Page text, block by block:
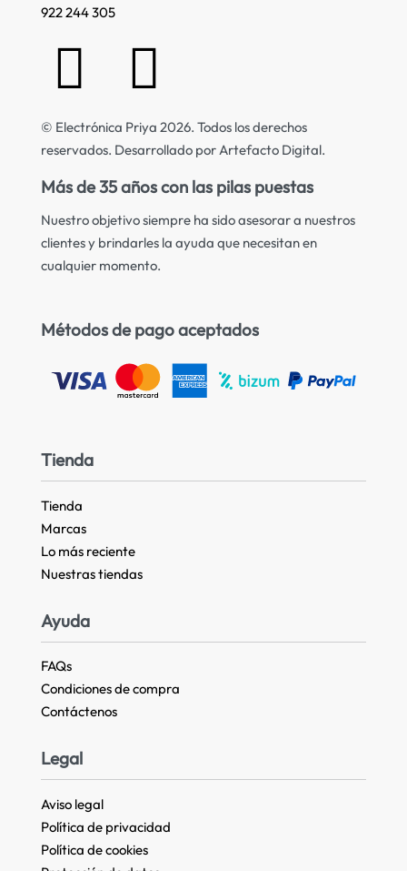
922 244 305
© Electrónica Priya 2026. Todos los derechos
reservados. Desarrollado por Artefacto Digital.
Más de 35 años con las pilas puestas
Nuestro objetivo siempre ha sido asesorar a nuestros
clientes y brindarles la ayuda que necesitan en
cualquier momento.
Métodos de pago aceptados
Tienda
Tienda
Marcas
Lo más reciente​
Nuestras tiendas​
Ayuda
FAQs
Condiciones de compra
Contáctenos
Legal
Aviso legal
Política de privacidad
Política de cookies